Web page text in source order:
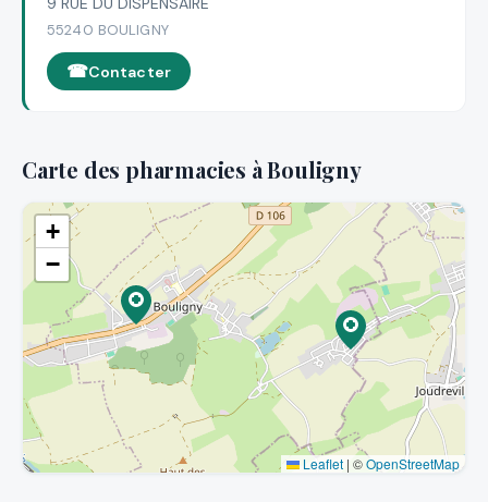
55240 BOULIGNY
Contacter
Carte des pharmacies à Bouligny
+
−
Leaflet | ©OpenStreetMap